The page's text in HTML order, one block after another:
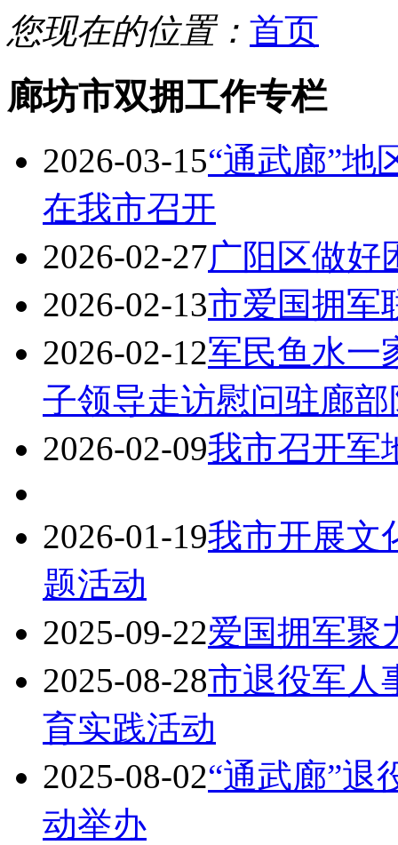
您现在的位置： 首页
廊坊市双拥工作专栏
2026-03-15“通武廊”地
在我市召开
2026-02-27广阳区做好
2026-02-13市爱国拥军
2026-02-12军民鱼水一
子领导走访慰问驻廊
2026-02-09我市召开军
2026-01-19我市开展文
题活动
2025-09-22爱国拥军聚
2025-08-28市退役军人
育实践活动
2025-08-02“通武廊”退
动举办